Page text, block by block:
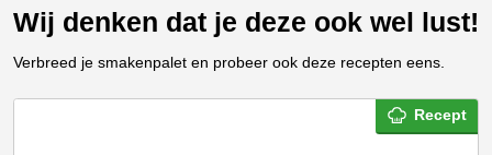
Wij denken dat je deze ook wel lust!
Verbreed je smakenpalet en probeer ook deze recepten eens.
Recept